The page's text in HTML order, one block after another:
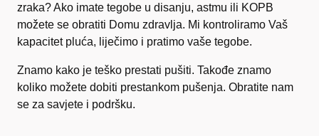
zraka? Ako imate tegobe u disanju, astmu ili KOPB
možete se obratiti Domu zdravlja. Mi kontroliramo Vaš
kapacitet pluća, liječimo i pratimo vaše tegobe.
Znamo kako je teško prestati pušiti. Takođe znamo
koliko možete dobiti prestankom pušenja. Obratite nam
se za savjete i podršku.